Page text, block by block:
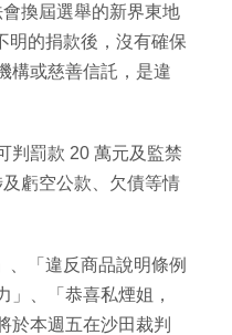
換屆選舉的新界東地
明的捐款後，沒有確保
構或慈善信託，是違
判罰款 20 萬元及監禁
虧空公款、欠債等情
、「違反商品說明條例
、「恭喜私煙姐，
於本週五在沙田裁判